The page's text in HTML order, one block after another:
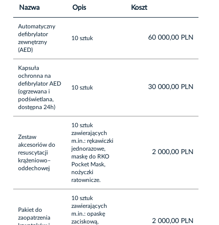
Nazwa Opis Koszt
Automatyczny
defibrylator
zewnętrzny
(AED)
10 sztuk 60 000,00 PLN
Kapsuła
ochronna na
defibrylator AED
(ogrzewana i
podświetlana,
dostępna 24h)
10 sztuk 30 000,00 PLN
Zestaw
akcesoriów do
resuscytacji
krążeniowo–
oddechowej
10 sztuk
zawierających
m.in.: rękawiczki
jednorazowe,
maskę do RKO
Pocket Mask,
nożyczki
ratownicze.
2 000,00 PLN
Pakiet do
zaopatrzenia
10 sztuk
zawierających
m.in.: opaskę
zaciskową,
2 000,00 PLN